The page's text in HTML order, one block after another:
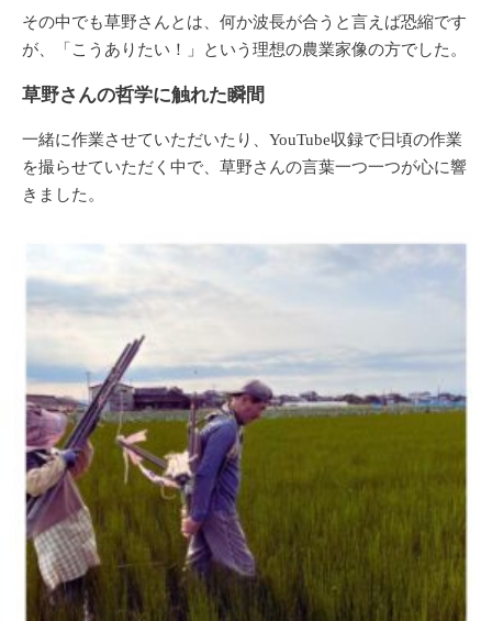
その中でも草野さんとは、何か波長が合うと言えば恐縮です
が、「こうありたい！」という理想の農業家像の方でした。
草野さんの哲学に触れた瞬間
一緒に作業させていただいたり、YouTube収録で日頃の作業
を撮らせていただく中で、草野さんの言葉一つ一つが心に響
きました。